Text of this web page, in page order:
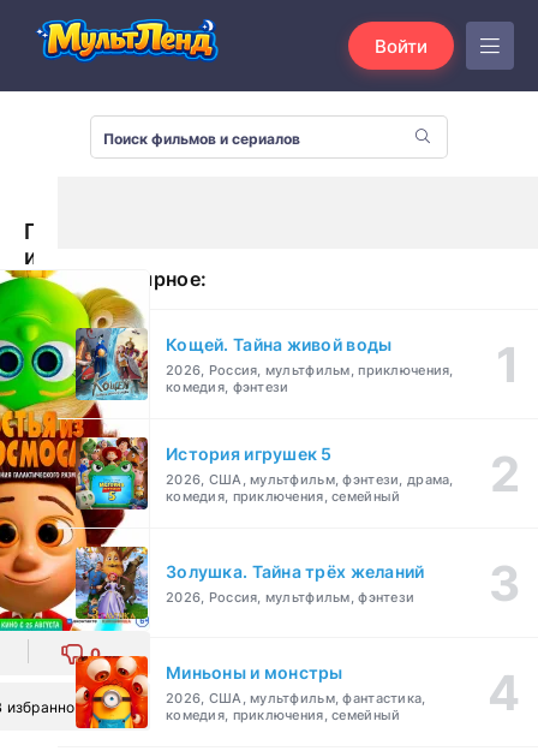
Войти
Гостья
из
космоса
(2022)
0
избранное
Популярное:
Кощей. Тайна живой воды
2026, Россия, мультфильм, приключения,
комедия, фэнтези
История игрушек 5
2026, США, мультфильм, фэнтези, драма,
комедия, приключения, семейный
Золушка. Тайна трёх желаний
2026, Россия, мультфильм, фэнтези
Миньоны и монстры
2026, США, мультфильм, фантастика,
комедия, приключения, семейный